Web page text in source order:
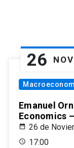
26 NOV
Emanuel
Economics
26 de
17:00